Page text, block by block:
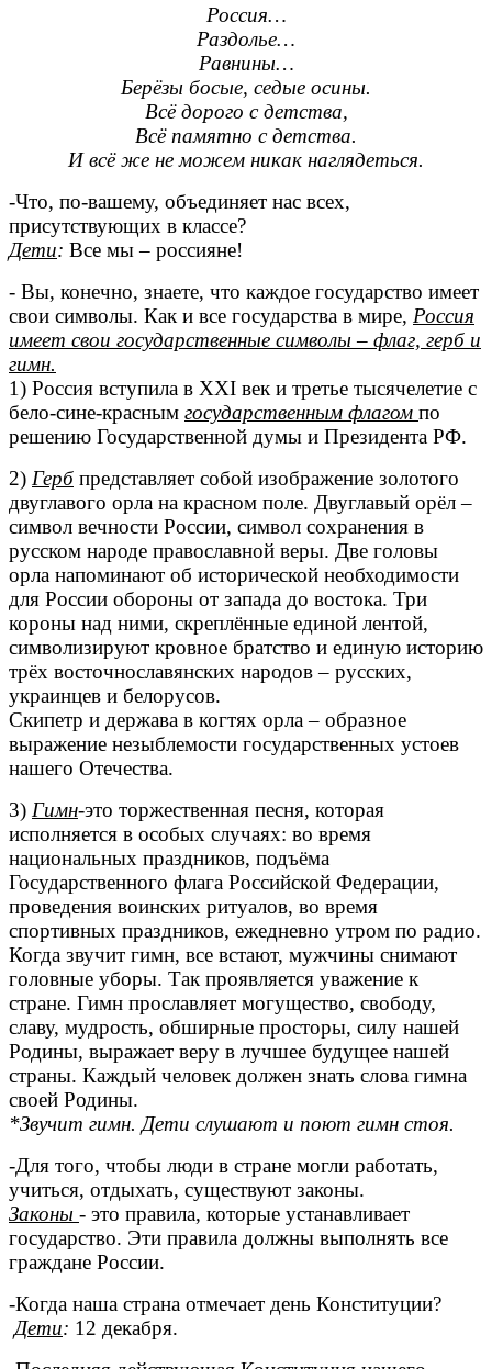
Россия…
Раздолье…
Равнины…
Берёзы босые, седые осины.
Всё дорого с детства,
Всё памятно с детства.
И всё же не можем никак наглядеться.
-Что, по-вашему, объединяет нас всех,
присутствующих в классе?
Дети: Все мы – россияне!
- Вы, конечно, знаете, что каждое государство имеет
свои символы. Как и все государства в мире, Россия
имеет свои государственные символы – флаг, герб и
гимн.
1) Россия вступила в XXI век и третье тысячелетие с
бело-сине-красным государственным флагом по
решению Государственной думы и Президента РФ.
2) Герб представляет собой изображение золотого
двуглавого орла на красном поле. Двуглавый орёл –
символ вечности России, символ сохранения в
русском народе православной веры. Две головы
орла напоминают об исторической необходимости
для России обороны от запада до востока. Три
короны над ними, скреплённые единой лентой,
символизируют кровное братство и единую историю
трёх восточнославянских народов – русских,
украинцев и белорусов.
Скипетр и держава в когтях орла – образное
выражение незыблемости государственных устоев
нашего Отечества.
3) Гимн-это торжественная песня, которая
исполняется в особых случаях: во время
национальных праздников, подъёма
Государственного флага Российской Федерации,
проведения воинских ритуалов, во время
спортивных праздников, ежедневно утром по радио.
Когда звучит гимн, все встают, мужчины снимают
головные уборы. Так проявляется уважение к
стране. Гимн прославляет могущество, свободу,
славу, мудрость, обширные просторы, силу нашей
Родины, выражает веру в лучшее будущее нашей
страны. Каждый человек должен знать слова гимна
своей Родины.
*Звучит гимн. Дети слушают и поют гимн стоя.
-Для того, чтобы люди в стране могли работать,
учиться, отдыхать, существуют законы.
Законы - это правила, которые устанавливает
государство. Эти правила должны выполнять все
граждане России.
-Когда наша страна отмечает день Конституции?
Дети: 12 декабря.